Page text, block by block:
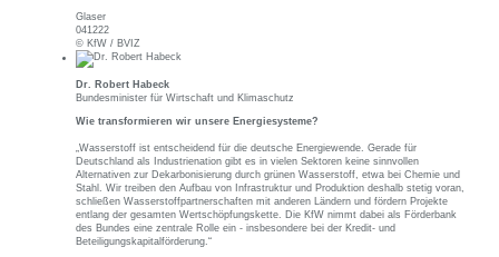
Glaser
041222
© KfW / BVIZ
Dr. Robert Habeck
Bundesminister für Wirtschaft und Klimaschutz
Wie transformieren wir unsere Energiesysteme?
„Wasserstoff ist entscheidend für die deutsche Energiewende. Gerade für
Deutschland als Industrienation gibt es in vielen Sektoren keine sinnvollen
Alternativen zur Dekarbonisierung durch grünen Wasserstoff, etwa bei Chemie und
Stahl. Wir treiben den Aufbau von Infrastruktur und Produktion deshalb stetig voran,
schließen Wasserstoffpartnerschaften mit anderen Ländern und fördern Projekte
entlang der gesamten Wertschöpfungskette. Die KfW nimmt dabei als Förderbank
des Bundes eine zentrale Rolle ein - insbesondere bei der Kredit- und
Beteiligungskapitalförderung.“